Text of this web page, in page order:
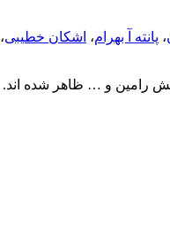
، پانته آ بهرام، اشکان خطیبی،
رامین و … ظاهر شده اند.